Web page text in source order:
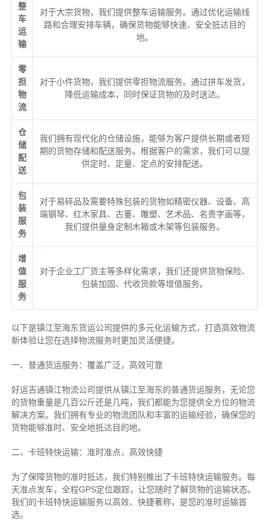
整
车
运
输
对于大宗货物，我们提供整车运输服务。通过优化运输线
路和合理安排车辆，确保货物能够快速、安全抵达目的
地。
零
担
物
流
对于小件货物，我们提供零担物流服务。通过拼车发货，
降低运输成本，同时保证货物的及时送达。
仓
储
配
送
我们拥有现代化的仓储设施，能够为客户提供长期或者短
期的货物存储和配送服务。根据客户的需求，我们可以提
供定时、定量、定点的安排配送。
包
装
服
务
对于易碎品及需要特殊包装的货物如精密仪器、设备、高
端钢琴、红木家具、古董、雕塑、艺术品、名贵字画等，
我们提供量身定制木箱或木架等包装服务。
增
值
服
务
对于企业工厂货主等多样化需求，我们还提供货物保险、
包装加固、代收货款等增值服务。
以下是镇江至海东货运公司提供的多元化运输方式，打造高效物流
新体验让您在选择物流服务时更加灵活便捷。
一、普通货运服务：覆盖广泛，高效可靠
好运吉通镇江物流公司提供从镇江至海东的普通货运服务，无论您
的货物重量是几百公斤还是几吨，我们都能为您提供全方位的物流
解决方案。我们拥有专业的物流团队和丰富的运输经验，确保您的
货物能够准时、安全地抵达目的地。
二、卡班特快运输：准时准点，高效快捷
为了保障货物的准时抵达，我们特别推出了卡班特快运输服务。每
天准点发车，全程GPS定位跟踪，让您随时了解货物的运输状态。
我们的卡班特快运输服务以高效、快捷著称，是您的准时运输首
选。